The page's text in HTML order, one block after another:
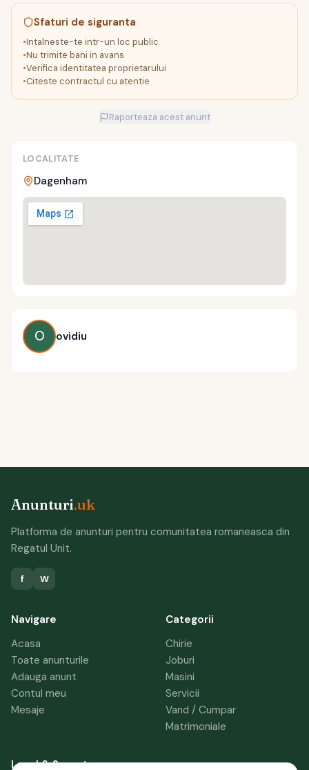
Sfaturi de siguranta
•Intalneste-te intr-un loc public
•Nu trimite bani in avans
•Verifica identitatea proprietarului
•Citeste contractul cu atentie
Raporteaza acest anunt
LOCALITATE
Dagenham
O ovidiu
Anunturi.uk
Platforma de anunturi pentru comunitatea romaneasca din
Regatul Unit.
f W
Navigare
Acasa
Toate anunturile
Adauga anunt
Contul meu
Mesaje
Categorii
Chirie
Joburi
Masini
Servicii
Vand / Cumpar
Matrimoniale
Legal & Suport